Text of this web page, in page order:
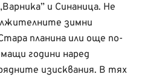
и Синаница. Не
зимни
планина или още по-
години наред
изисквания. В тях